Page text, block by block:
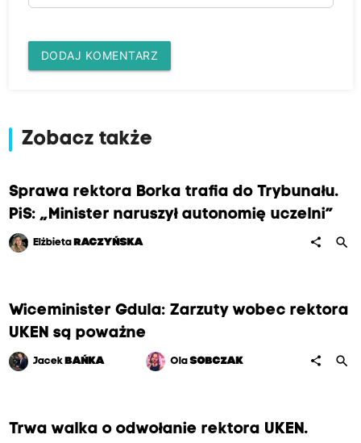
DODAJ KOMENTARZ
Zobacz także
Sprawa rektora Borka trafia do Trybunału.
PiS: „Minister naruszył autonomię uczelni”
Elżbieta RACZYŃSKA share search
Wiceminister Gdula: Zarzuty wobec rektora
UKEN są poważne
Jacek BAŃKA OlaSOBCZAK share search
Trwa walka o odwołanie rektora UKEN.